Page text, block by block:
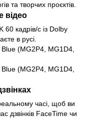
та творчих проєктів.
відео
кадрів/с із Dolby
в русі.
часі, щоб ви
дзвінків FaceTime чи